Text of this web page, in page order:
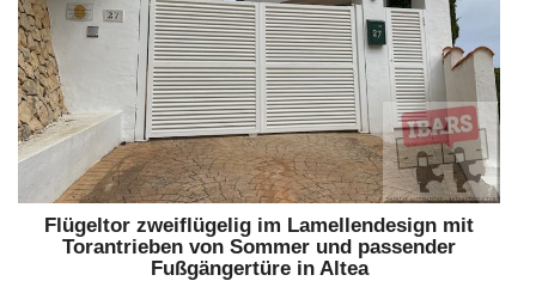
Flügeltor zweiflügelig im Lamellendesign mit
Torantrieben von Sommer und passender
Fußgängertüre in Altea